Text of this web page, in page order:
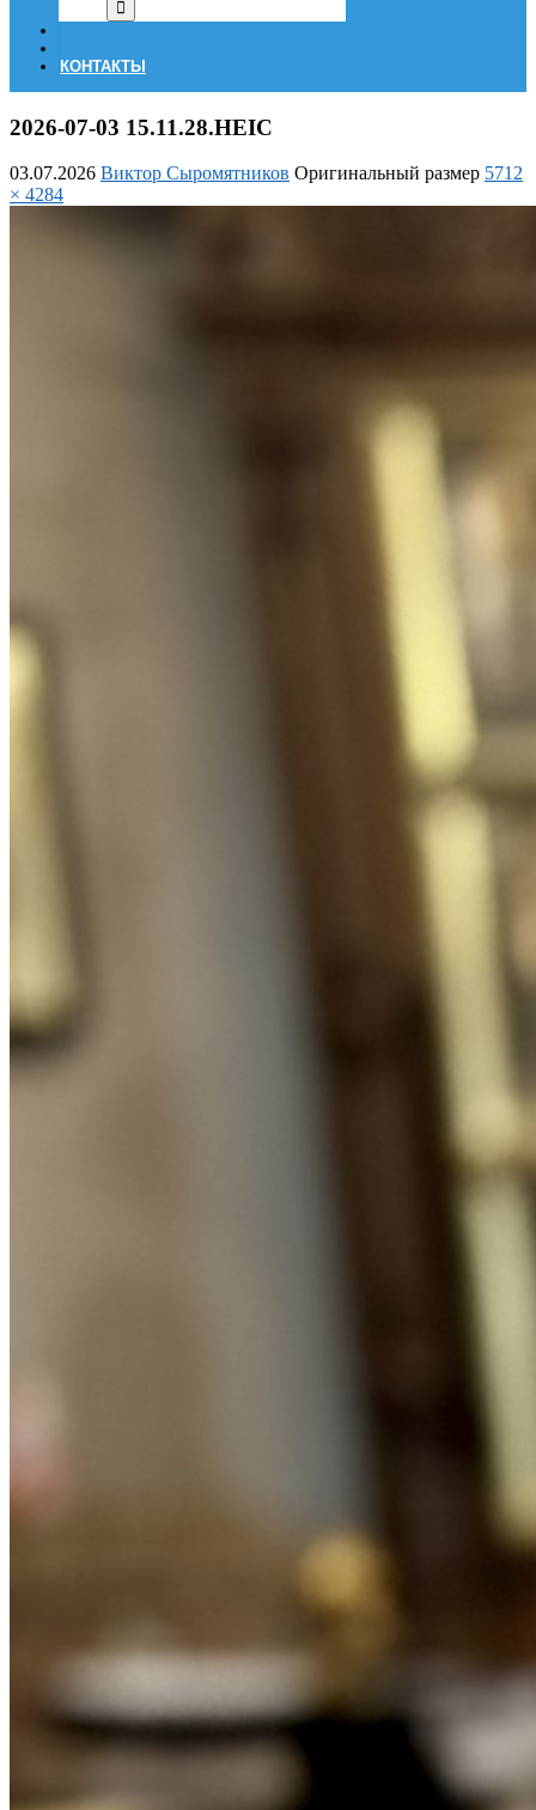
КОНТАКТЫ
2026-07-03 15.11.28.HEIC
03.07.2026 Виктор Сыромятников Оригинальный размер 5712
× 4284